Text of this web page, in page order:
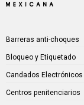
Barreras anti-choques
Bloqueo y Etiquetado
Candados
Centros penitenciarios